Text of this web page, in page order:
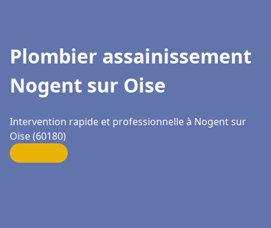
Plombier assainissement
Nogent sur Oise
Intervention rapide et professionnelle à Nogent sur
Oise (60180)